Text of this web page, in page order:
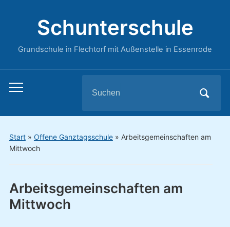
Schunterschule
Grundschule in Flechtorf mit Außenstelle in Essenrode
Toggle
menu
for:
Start» Offene Ganztagsschule» Arbeitsgemeinschaften am
Mittwoch
Arbeitsgemeinschaften am
Mittwoch